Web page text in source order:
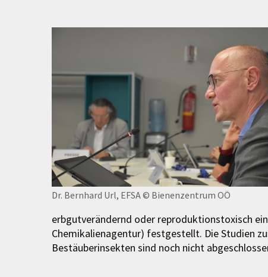
Dr. Bernhard Url, EFSA© Bienenzentrum OÖ
erbgutverändernd oder reproduktionstoxisch
Chemikalienagentur) festgestellt. Die Studien
Bestäuberinsekten sind noch nicht